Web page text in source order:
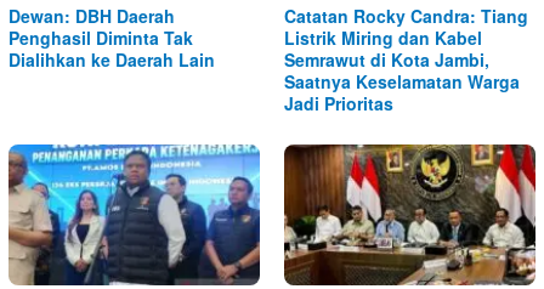
Dewan: DBH Daerah
Penghasil Diminta Tak
Dialihkan ke Daerah Lain
Catatan Rocky Candra: Tiang
Listrik Miring dan Kabel
Semrawut di Kota Jambi,
Saatnya Keselamatan Warga
Jadi Prioritas